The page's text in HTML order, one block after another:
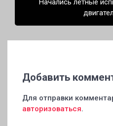
Начались лётные
Добавить
Для отправки
авторизоваться.